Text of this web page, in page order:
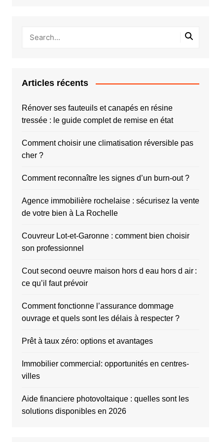
Articles récents
Rénover ses fauteuils et canapés en résine
tressée : le guide complet de remise en état
Comment choisir une climatisation réversible pas
cher ?
Comment reconnaître les signes d’un burn-out ?
Agence immobilière rochelaise : sécurisez la vente
de votre bien à La Rochelle
Couvreur Lot-et-Garonne : comment bien choisir
son professionnel
Cout second oeuvre maison hors d eau hors d air :
ce qu’il faut prévoir
Comment fonctionne l’assurance dommage
ouvrage et quels sont les délais à respecter ?
Prêt à taux zéro: options et avantages
Immobilier commercial: opportunités en centres-
villes
Aide financiere photovoltaique : quelles sont les
solutions disponibles en 2026